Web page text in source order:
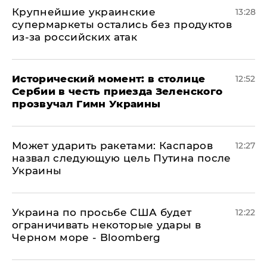
Крупнейшие украинские
супермаркеты остались без продуктов
из-за российских атак
13:28
Исторический момент: в столице
Сербии в честь приезда Зеленского
прозвучал Гимн Украины
12:52
Может ударить ракетами: Каспаров
назвал следующую цель Путина после
Украины
12:27
Украина по просьбе США будет
ограничивать некоторые удары в
Черном море - Bloomberg
12:22